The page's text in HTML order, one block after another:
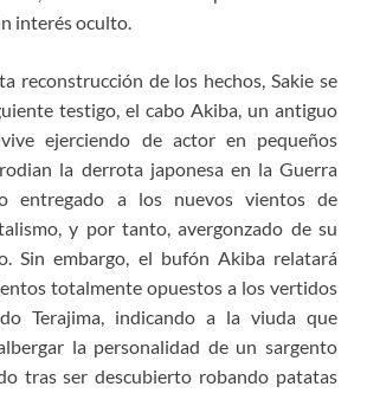
interés oculto.
reconstrucción de los hechos, Sakie se
testigo, el cabo Akiba, un antiguo
ejerciendo de actor en pequeños
la derrota japonesa en la Guerra
entregado a los nuevos vientos de
y por tanto, avergonzado de su
Sin embargo, el bufón Akiba relatará
totalmente opuestos a los vertidos
Terajima, indicando a la viuda que
la personalidad de un sargento
tras ser descubierto robando patatas